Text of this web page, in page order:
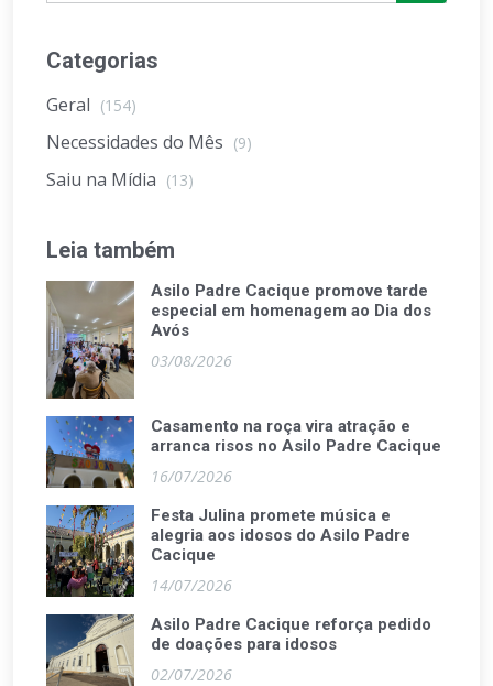
Categorias
Geral (154)
Necessidades do Mês (9)
Saiu na Mídia (13)
Leia também
Asilo Padre Cacique promove tarde
especial em homenagem ao Dia dos
Avós
03/08/2026
Casamento na roça vira atração e
arranca risos no Asilo Padre Cacique
16/07/2026
Festa Julina promete música e
alegria aos idosos do Asilo Padre
Cacique
14/07/2026
Asilo Padre Cacique reforça pedido
de doações para idosos
02/07/2026